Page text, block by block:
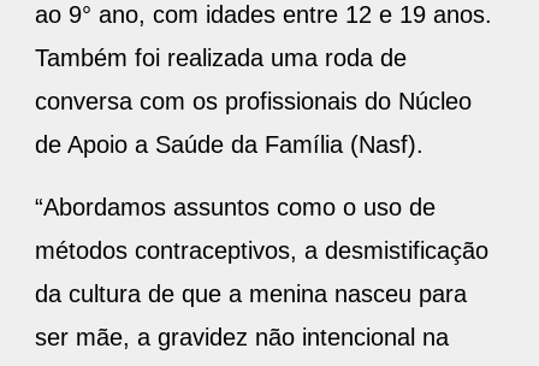
ao 9° ano, com idades entre 12 e 19 anos.
Também foi realizada uma roda de
conversa com os profissionais do Núcleo
de Apoio a Saúde da Família (Nasf).
“Abordamos assuntos como o uso de
métodos contraceptivos, a desmistificação
da cultura de que a menina nasceu para
ser mãe, a gravidez não intencional na